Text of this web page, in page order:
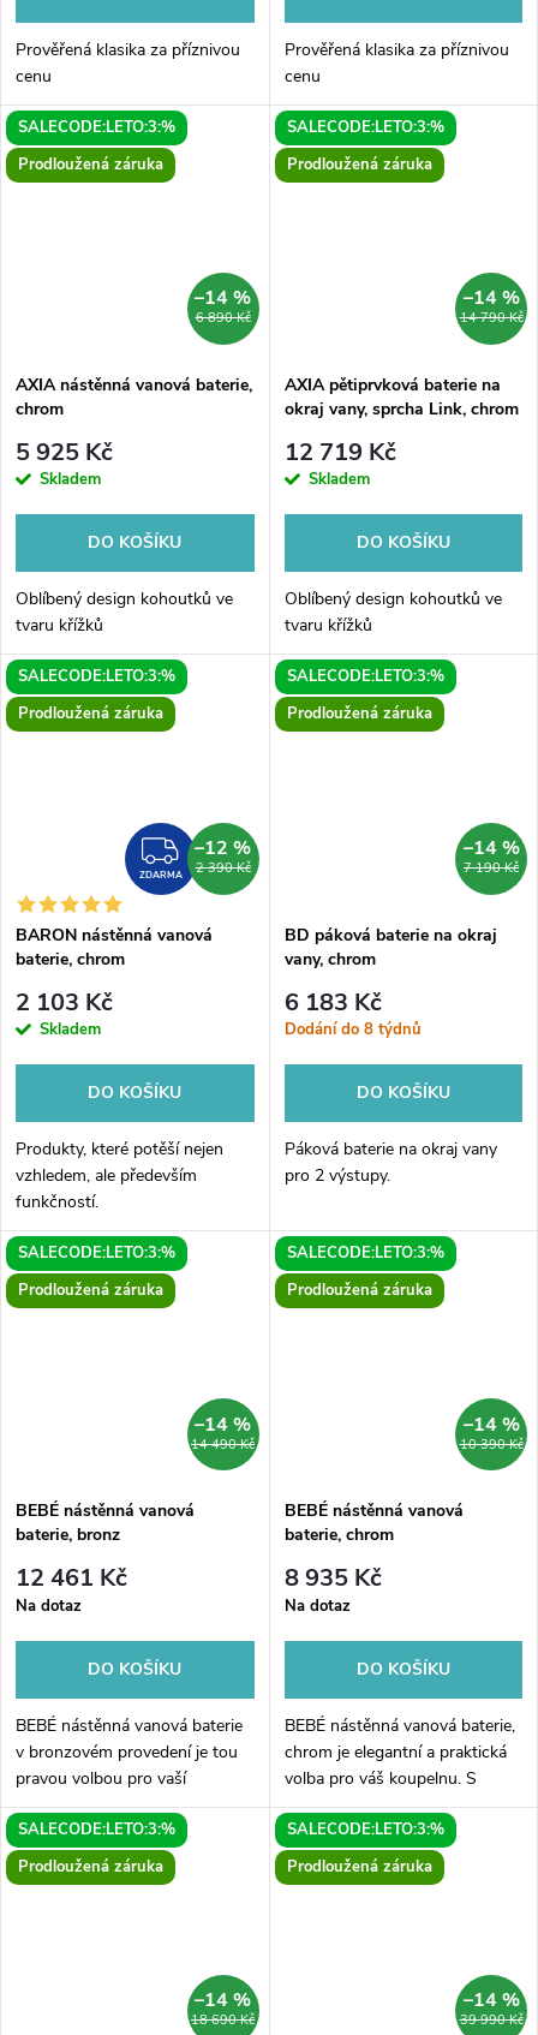
Prověřená klasika za příznivou
cenu
Prověřená klasika za příznivou
cenu
SALECODE:LETO:3:%
Prodloužená záruka
6 890 Kč
–14 %
AXIA nástěnná vanová baterie,
chrom
5 925 Kč
Skladem
DO KOŠÍKU
Oblíbený design kohoutků ve
tvaru křížků
SALECODE:LETO:3:%
Prodloužená záruka
14 790 Kč
–14 %
AXIA pětiprvková baterie na
okraj vany, sprcha Link, chrom
12 719 Kč
Skladem
DO KOŠÍKU
Oblíbený design kohoutků ve
tvaru křížků
SALECODE:LETO:3:%
Prodloužená záruka
ZDARMA
ZDARMA 2 390 Kč
–12 %
BARON nástěnná vanová
baterie, chrom
2 103 Kč
Skladem
DO KOŠÍKU
Produkty, které potěší nejen
vzhledem, ale především
funkčností.
SALECODE:LETO:3:%
Prodloužená záruka
7 190 Kč
–14 %
BD páková baterie na okraj
vany, chrom
6 183 Kč
Dodání do 8 týdnů
DO KOŠÍKU
Páková baterie na okraj vany
pro 2 výstupy.
SALECODE:LETO:3:%
Prodloužená záruka
14 490 Kč
–14 %
BEBÉ nástěnná vanová
baterie, bronz
12 461 Kč
Na dotaz
DO KOŠÍKU
BEBÉ nástěnná vanová baterie
v bronzovém provedení je tou
pravou volbou pro vaší
koupelnu. S jejím moderním a
elegantním designem získá
vaše koupelna luxusní vzhled.
Kromě...
SALECODE:LETO:3:%
Prodloužená záruka
10 390 Kč
–14 %
BEBÉ nástěnná vanová
baterie, chrom
8 935 Kč
Na dotaz
DO KOŠÍKU
BEBÉ nástěnná vanová baterie,
chrom je elegantní a praktická
volba pro váš koupelnu. S
moderním designem a kvalitním
chromovaným povrchem se
stane nejen funkcionalitou, ale
i...
SALECODE:LETO:3:%
Prodloužená záruka
18 690 Kč
–14 %
SALECODE:LETO:3:%
Prodloužená záruka
39 990 Kč
–14 %